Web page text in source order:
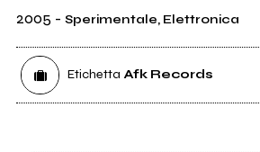
2005- Sperimentale, Elettronica
Etichetta Afk Records